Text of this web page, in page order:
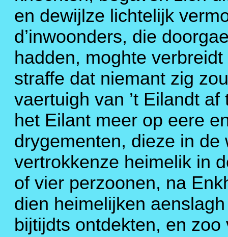
en dewijlze lichtelijk
d’inwoonders, die
hadden, moghte
straffe dat niemant zig
vaertuigh van ’t Eilandt
het Eilant meer op eere
drygementen, dieze in
vertrokkenze heimelik in
of vier perzoonen, na
dien heimelijken
bijtijdts ontdekten, en